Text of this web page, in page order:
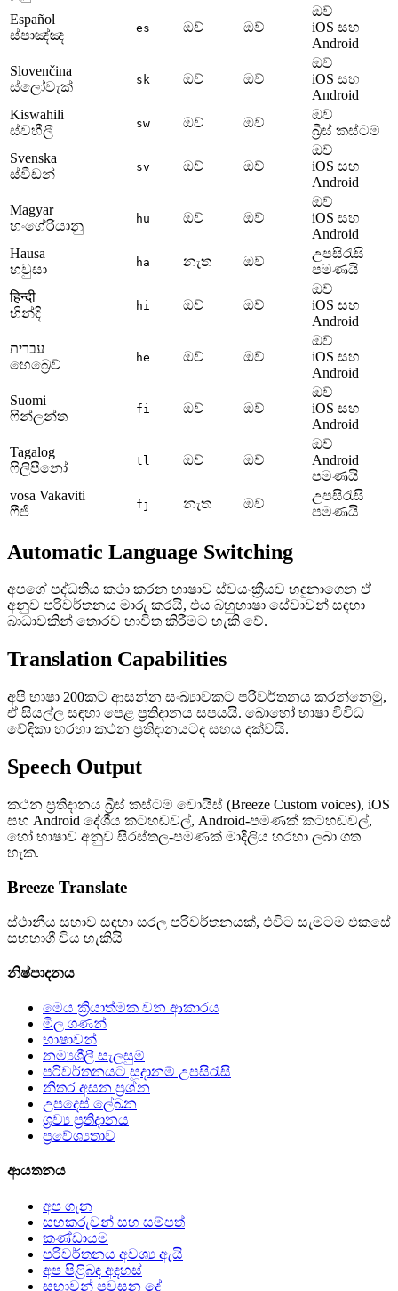
Español
ස්පාඤ්ඤ
es ඔව් ඔව්
ඔව්
iOS සහ
Android
Slovenčina
ස්ලෝවැක්
sk ඔව් ඔව්
ඔව්
iOS සහ
Android
Kiswahili
ස්වහීලී
sw ඔව් ඔව්
ඔව්
බ්‍රීස් කස්ටම්
Svenska
ස්වීඩන්
sv ඔව් ඔව්
ඔව්
iOS සහ
Android
Magyar
හංගේරියානු
hu ඔව් ඔව්
ඔව්
iOS සහ
Android
Hausa
හවුසා
ha නැත ඔව්
උපසිරැසි
පමණයි
हिन्दी
හින්දි
hi ඔව් ඔව්
ඔව්
iOS සහ
Android
עברית
හෙබ්‍රෙව්
he ඔව් ඔව්
ඔව්
iOS සහ
Android
Suomi
ෆින්ලන්ත
fi ඔව් ඔව්
ඔව්
iOS සහ
Android
Tagalog
ෆිලිපීනෝ
tl ඔව් ඔව්
ඔව්
Android
පමණයි
vosa Vakaviti
ෆීජි
fj නැත ඔව්
උපසිරැසි
පමණයි
Automatic Language Switching
අපගේ පද්ධතිය කථා කරන භාෂාව ස්වයංක්‍රීයව හඳුනාගෙන ඒ
අනුව පරිවර්තනය මාරු කරයි, එය බහුභාෂා සේවාවන් සඳහා
බාධාවකින් තොරව භාවිත කිරීමට හැකි වේ.
Translation Capabilities
අපි භාෂා 200කට ආසන්න සංඛ්‍යාවකට පරිවර්තනය කරන්නෙමු,
ඒ සියල්ල සඳහා පෙළ ප්‍රතිදානය සපයයි. බොහෝ භාෂා විවිධ
වේදිකා හරහා කථන ප්‍රතිදානයටද සහය දක්වයි.
Speech Output
කථන ප්‍රතිදානය බ්‍රීස් කස්ටම් වොයිස් (Breeze Custom voices), iOS
සහ Android දේශීය කටහඬවල්, Android-පමණක් කටහඬවල්,
හෝ භාෂාව අනුව සිරස්තල-පමණක් මාදිලිය හරහා ලබා ගත
හැක.
Breeze Translate
ස්ථානීය සභාව සඳහා සරල පරිවර්තනයක්, එවිට සැමටම එකසේ
සහභාගී විය හැකියි
නිෂ්පාදනය
මෙය ක්‍රියාත්මක වන ආකාරය
මිල ගණන්
භාෂාවන්
නම්‍යශීලී සැලසුම්
පරිවර්තනයට සූදානම් උපසිරැසි
නිතර අසන ප්‍රශ්න
උපදෙස් ලේඛන
ශ්‍රව්‍ය ප්‍රතිදානය
ප්‍රවේශ්‍යතාව
ආයතනය
අප ගැන
සහකරුවන් සහ සම්පත්
කණ්ඩායම
පරිවර්තනය අවශ්‍ය ඇයි
අප පිළිබඳ අදහස්
සභාවන් පවසන දේ